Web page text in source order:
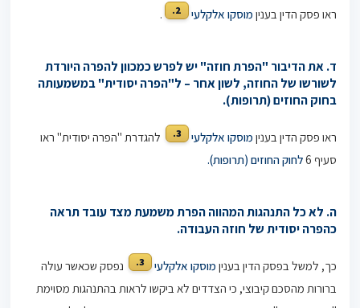
ראו פסק הדין בענין מוסקו אלקלעי 2.
.
ד. את הדיבור "הפרת חוזה" יש לפרש כמכוון להפרה היורדת
לשורשו של החוזה, לשון אחר – ל"הפרה יסודית" במשמעותה
בחוק החוזים (תרופות).
ראו פסק הדין בענין מוסקו אלקלעי 3.
להגדרת "הפרה יסודית" ראו
סעיף 6
לחוק החוזים (תרופות).
ה. לא כל התנהגות המהווה הפרת משמעת מצד עובד תראה
כהפרה יסודית של חוזה העבודה.
כך, למשל בפסק הדין בענין מוסקו אלקלעי 3.
נפסק שכאשר עולה
ברורות מהסכם קיבוצי, כי הצדדים לא ביקשו לראות בהתנהגות מסוימת